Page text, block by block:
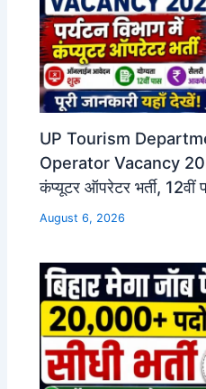
UP Tourism
Operator Vacancy
कंप्यूटर ऑपरेटर भर्ती,
August 6, 2026